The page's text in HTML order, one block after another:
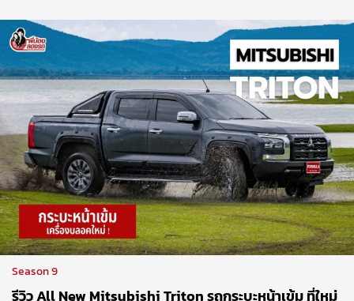
Season 9
รีวิว All New Mitsubishi Triton รถกระบะหน้าเข้ม ที่ใหม่